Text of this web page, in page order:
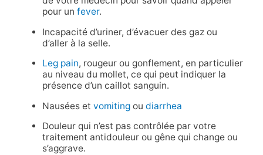
pour un fever.
Incapacité d’uriner, d’évacuer des gaz ou
d’aller à la selle.
Leg pain, rougeur ou gonflement, en particulier
au niveau du mollet, ce qui peut indiquer la
présence d’un caillot sanguin.
Nausées et vomitingou diarrhea
Douleur qui n’est pas contrôlée par votre
traitement antidouleur ou gêne qui change ou
s’aggrave.